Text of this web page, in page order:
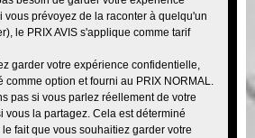
vous prévoyez de la raconter à quelqu'un
le PRIX AVIS s'applique comme tarif
garder votre expérience confidentielle,
comme option et fourni au PRIX NORMAL.
pas si vous parlez réellement de votre
vous la partagez. Cela est déterminé
fait que vous souhaitiez garder votre